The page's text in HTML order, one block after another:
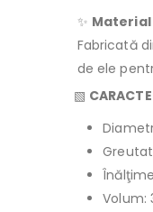
✨
Fabricată
de ele
▧
Volum: